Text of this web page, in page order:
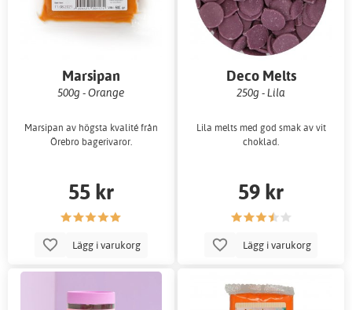
Marsipan
500g - Orange
Marsipan av högsta kvalité från
Örebro bagerivaror.
55 kr
Lägg i varukorg
Deco Melts
250g - Lila
Lila melts med god smak av vit
choklad.
59 kr
Lägg i varukorg